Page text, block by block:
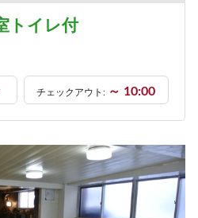
トイレ付
チェックアウト: ～ 10:00